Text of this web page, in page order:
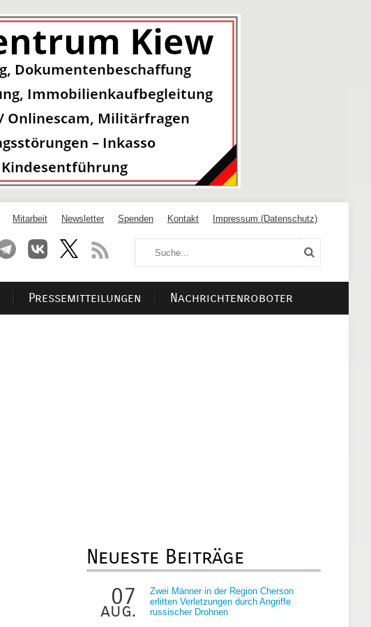
Mitarbeit Newsletter Spenden Kontakt Impressum (Datenschutz)
Pressemitteilungen Nachrichtenroboter
Neueste Beiträge
07
aug.
Zwei Männer in der Region Cherson
erlitten Verletzungen durch Angriffe
russischer Drohnen